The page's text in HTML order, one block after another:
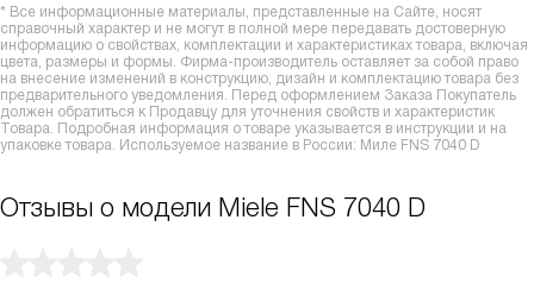
* Все информационные материалы, представленные на Сайте, носят
справочный характер и не могут в полной мере передавать достоверную
информацию о свойствах, комплектации и характеристиках товара, включая
цвета, размеры и формы. Фирма-производитель оставляет за собой право
на внесение изменений в конструкцию, дизайн и комплектацию товара без
предварительного уведомления. Перед оформлением Заказа Покупатель
должен обратиться к Продавцу для уточнения свойств и характеристик
Товара. Подробная информация о товаре указывается в инструкции и на
упаковке товара. Используемое название в России: Миле FNS 7040 D
Отзывы о модели Miele FNS 7040 D